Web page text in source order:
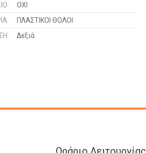
ΟΧΙ
ΠΛΑΣΤΙΚΟΙ ΘΟΛΟΙ
Δεξιά